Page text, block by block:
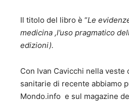
Il titolo del libro è “Le
medicina ,l’uso pragmatico
edizioni).
Con Ivan Cavicchi nella
sanitarie di recente abbiamo
Mondo.info e sul magazine